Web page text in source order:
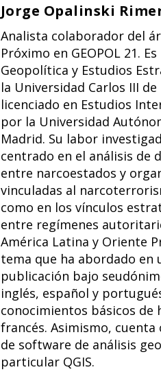
Jorge Opalinski
Analista colaborador del
Próximo en GEOPOL 21.
Geopolítica y Estudios
la Universidad Carlos III
licenciado en Estudios
por la Universidad
Madrid. Su labor
centrado en el análisis de
entre narcoestados y
vinculadas al
como en los vínculos
entre regímenes
América Latina y Oriente
tema que ha abordado en
publicación bajo
inglés, español y
conocimientos básicos de
francés. Asimismo, cuenta
de software de análisis
particular QGIS.